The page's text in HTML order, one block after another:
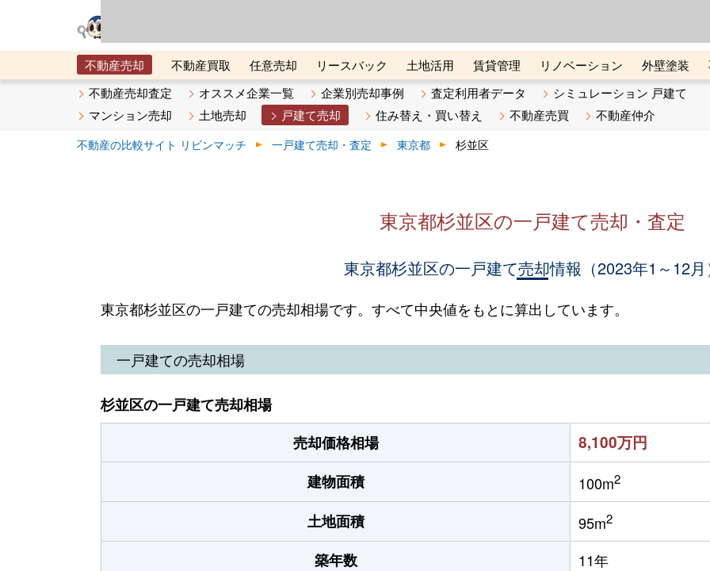
不動産売却 不動産買取 任意売却 リースバック 土地活用 賃貸管理 リノベーション 外壁塗装
メタ住宅展示場
ベスト不動産カンパニー オンライン講座 リビンマガジンBiz 不動産売却ご相談デスク
不動産売却査定 オススメ企業一覧 企業別売却事例 査定利用者データ
シミュレーション 戸建て
マンション売却
土地売却 戸建て売却 住み替え・買い替え 不動産売買 不動産仲介
不動産の比較サイト リビンマッチ 一戸建て売却・査定 東京都 杉並区
東京都杉並区の一戸建て売却・査定
東京都杉並区の一戸建て売却情報（2023年1～12月
東京都杉並区の一戸建ての売却相場です。すべて中央値をもとに算出しています。
一戸建ての売却相場
杉並区の一戸建て売却相場
売却価格相場
8,100万円
建物面積 100m2
土地面積 95m2
築年数 11年